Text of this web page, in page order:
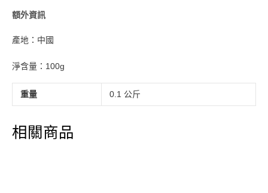
額外資訊
產地：中國
淨含量：100g
重量 0.1 公斤
相關商品